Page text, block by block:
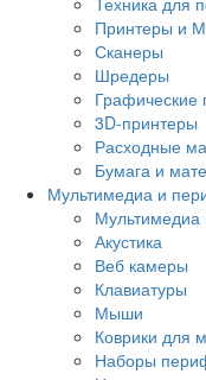
Принтеры и
Сканеры
Шредеры
Графические
3D-принтеры
Расходные
Бумага и
Мультимедиа и
Акустика
Веб камеры
Клавиатуры
Мыши
Коврики для
Наборы